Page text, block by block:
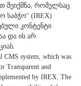
შეიქმნა, რომელსაც
საბჭო" (IREX)
კონტენტი
და ის არ
CMS system, which was
Transparent and
by IREX. The